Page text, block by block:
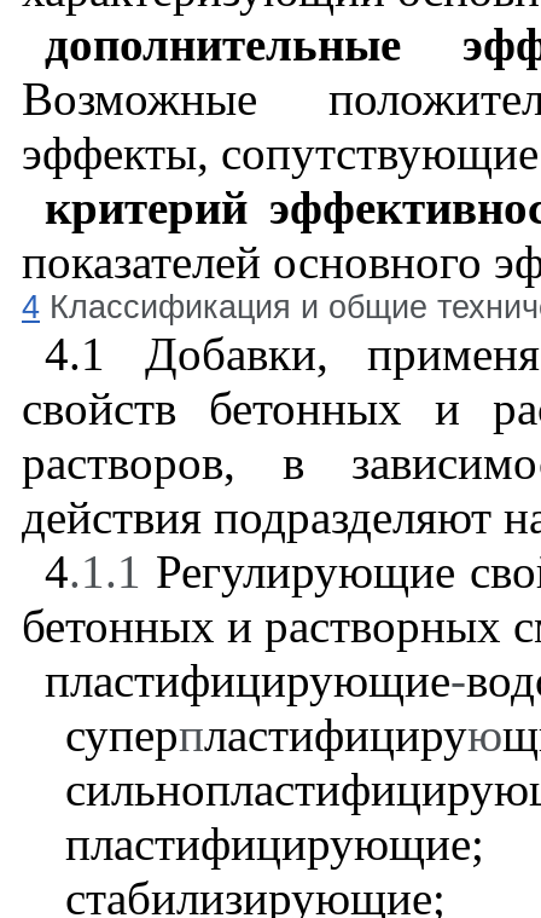
дополнительные
Возможные
эффекты,
критерий
показателей основного
4 Классификация и общие
4.1 Добавки,
свойств бетонных и
растворов, в
действия подразделяют
4.1.1 Регулирующие
бетонных и растворных
пластифицирующие-
суперпластифицирую
пластифицирующие;
стабилизирующие;